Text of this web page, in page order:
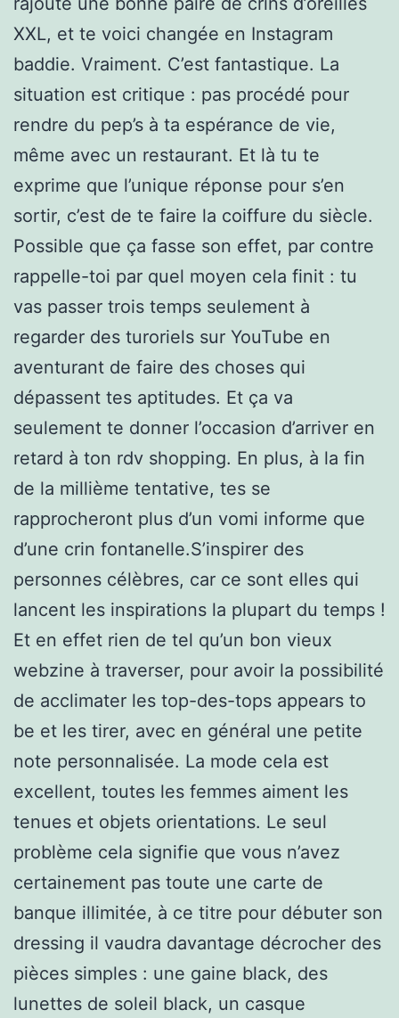
XXL, et te voici changée en Instagram
baddie. Vraiment. C’est fantastique. La
situation est critique : pas procédé pour
rendre du pep’s à ta espérance de vie,
même avec un restaurant. Et là tu te
exprime que l’unique réponse pour s’en
sortir, c’est de te faire la coiffure du siècle.
Possible que ça fasse son effet, par contre
rappelle-toi par quel moyen cela finit : tu
vas passer trois temps seulement à
regarder des turoriels sur YouTube en
aventurant de faire des choses qui
dépassent tes aptitudes. Et ça va
seulement te donner l’occasion d’arriver en
retard à ton rdv shopping. En plus, à la fin
de la millième tentative, tes se
rapprocheront plus d’un vomi informe que
d’une crin fontanelle.S’inspirer des
personnes célèbres, car ce sont elles qui
lancent les inspirations la plupart du temps !
Et en effet rien de tel qu’un bon vieux
webzine à traverser, pour avoir la possibilité
de acclimater les top-des-tops appears to
be et les tirer, avec en général une petite
note personnalisée. La mode cela est
excellent, toutes les femmes aiment les
tenues et objets orientations. Le seul
problème cela signifie que vous n’avez
certainement pas toute une carte de
banque illimitée, à ce titre pour débuter son
dressing il vaudra davantage décrocher des
pièces simples : une gaine black, des
lunettes de soleil black, un casque